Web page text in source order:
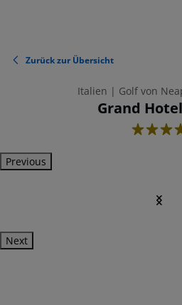
Zurück zur Übersicht
Italien | Golf von
Grand
4
Previous
Next